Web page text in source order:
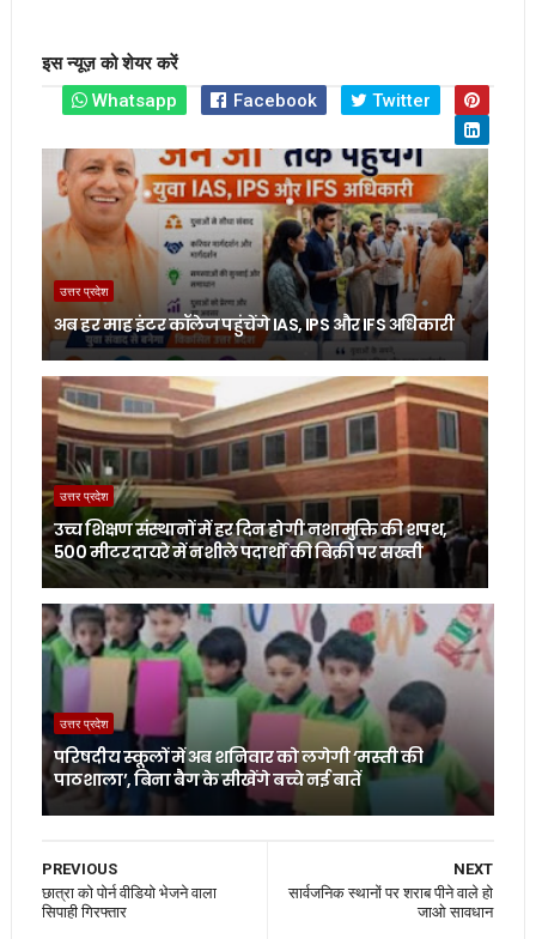
इस न्यूज़ को शेयर करें
Whatsapp
Facebook Twitter
उत्तर प्रदेश
अब हर माह इंटर कॉलेज पहुंचेंगे IAS, IPS और IFS अधिकारी
उत्तर प्रदेश
उच्च शिक्षण संस्थानों में हर दिन होगी नशामुक्ति की शपथ,
500 मीटर दायरे में नशीले पदार्थों की बिक्री पर सख्ती
उत्तर प्रदेश
परिषदीय स्कूलों में अब शनिवार को लगेगी ‘मस्ती की
पाठशाला’, बिना बैग के सीखेंगे बच्चे नई बातें
NEXT
सार्वजनिक स्थानों पर शराब पीने वाले हो
जाओ सावधान
PREVIOUS
छात्रा को पोर्न वीडियो भेजने वाला
सिपाही गिरफ्तार